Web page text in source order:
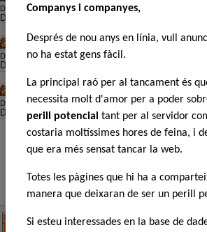
Descàrregues:328, Puntuació:
Descripció:
Aeroport - 12
Descàrregues: 431, Puntuació:
Descripció:
Aeroport - 13
Descàrregues:495, Puntuació:
Descripció:TV3 Rip, XviD 1.1.0, MP3 128 kbps
Companys i companyes,
Després de nou anys en línia, vull
no ha estat gens fàcil.
La principal raó per al tancament és
necessita molt d'amor per a poder
perill potencial tant per al servidor
costaria moltíssimes hores de feina, i
que era més sensat tancar la web.
Totes les pàgines que hi ha a
manera que deixaran de ser un perill
Si esteu interessades en la base de